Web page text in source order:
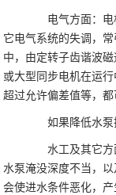
电气方面：电
它电气系统的失调，
中，由定转子齿谐波
或大型同步电机在运
超过允许偏差值等，
如果降低水泵
水工及其它方面
水泵淹没深度不当，
会使进水条件恶化，